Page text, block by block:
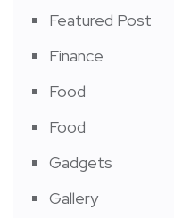
Featured Post
Finance
Food
Food
Gadgets
Gallery